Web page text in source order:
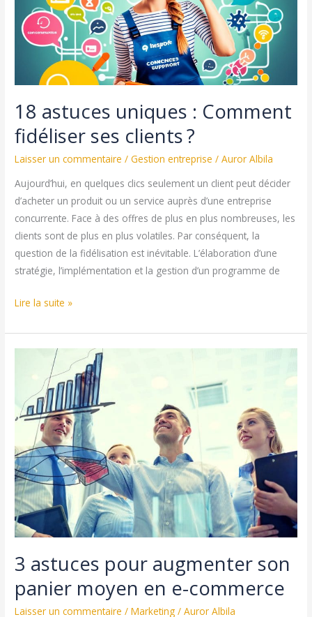
18 astuces uniques : Comment
fidéliser ses clients ?
Laisser un commentaire /Gestion entreprise /Auror Albila
Aujourd’hui, en quelques clics seulement un client peut décider
d’acheter un produit ou un service auprès d’une entreprise
concurrente. Face à des offres de plus en plus nombreuses, les
clients sont de plus en plus volatiles. Par conséquent, la
question de la fidélisation est inévitable. L’élaboration d’une
stratégie, l’implémentation et la gestion d’un programme de
18
uniques
Comment
fidéliser
ses
clients ?
Lire la suite »
3 astuces pour augmenter son
panier moyen en e-commerce
Laisser un commentaire /Marketing /Auror Albila